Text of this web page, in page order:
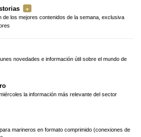
de los mejores contenidos de la semana, exclusiva
novedades e información útil sobre el mundo de
la información más relevante del sector
marineros en formato comprimido (conexiones de